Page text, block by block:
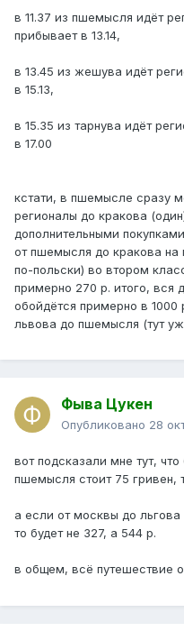
в 11.37 из пшемысля идёт
прибывает в 13.14,
в 13.45 из жешува идёт
в 15.13,
в 15.35 из тарнува идёт
в 17.00
кстати, в пшемысле сразу
регионалы до кракова
дополнительными
от пшемысля до кракова
по-польски) во втором
примерно 270 р. итого, вся
обойдётся примерно в
львова до пшемысля (тут
Фыва Цукен
Опубликовано 28
вот подсказали мне тут,
пшемысля стоит 75 гривен,
а если от москвы до
то будет не 327, а 544 р.
в общем, всё путешествие